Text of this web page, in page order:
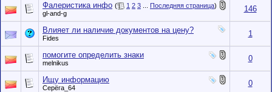
Фалеристика инфо ( 1 2 3 Последняя страница)
gl-and-g
146
Влияет ли наличие документов на цену?
Fides 1
помогите определить знаки
melnikus 0
Ищу информацию
Серёга_64 0